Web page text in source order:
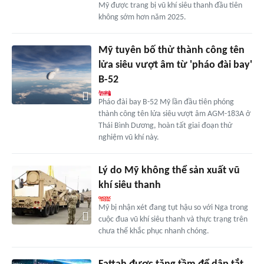
Mỹ được trang bị vũ khí siêu thanh đầu tiên
không sớm hơn năm 2025.
Mỹ tuyên bố thử thành công tên
lửa siêu vượt âm từ 'pháo đài bay'
B-52
Pháo đài bay B-52 Mỹ lần đầu tiên phóng
thành công tên lửa siêu vượt âm AGM-183A ở
Thái Bình Dương, hoàn tất giai đoạn thử
nghiệm vũ khí này.
Lý do Mỹ không thể sản xuất vũ
khí siêu thanh
Mỹ bị nhận xét đang tụt hậu so với Nga trong
cuộc đua vũ khí siêu thanh và thực trạng trên
chưa thể khắc phục nhanh chóng.